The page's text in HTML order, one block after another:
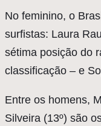
No feminino, o
surfistas: Laura
sétima posição do
classificação – e
Entre os homens,
Silveira (13º) são